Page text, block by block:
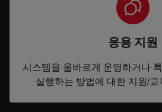
응용 지원
시스템을 올바르게 운영하거나
실행하는 방법에 대한 지원/